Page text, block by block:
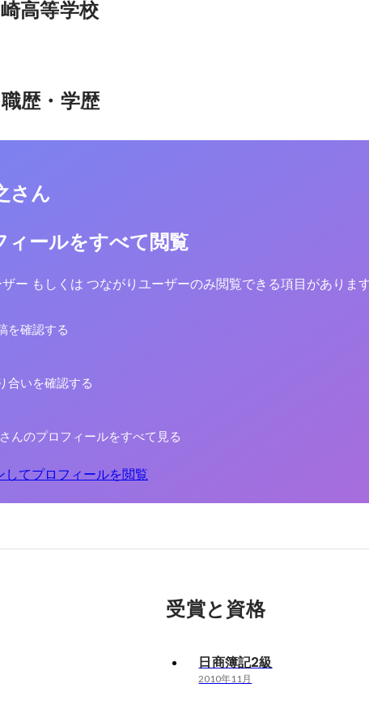
高等学校
歴・学歴
さん
ィールをすべて閲覧
ザー もしくは つながりユーザーのみ閲覧できる項目がありま
を確認する
合いを確認する
んのプロフィールをすべて見る
してプロフィールを閲覧
受賞と資格
日商簿記2級
2010年11月